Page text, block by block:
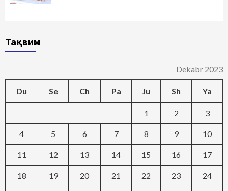
Тақвим
Dekabr 2023
Du Se Ch Pa Ju Sh Ya
1 2 3
4 5 6 7 8 9 10
11 12 13 14 15 16 17
18 19 20 21 22 23 24